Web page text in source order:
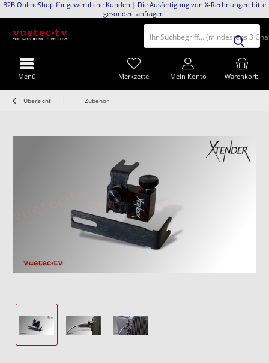
B2B OnlineShop für gewerbliche Kunden | Die Ausfertigung von X-Rechnungen bitte
gesondert anfragen!
Ihr Suchbegriff... (mindestens 3
Warenkorb
Merkzettel Mein Konto
Menü
Übersicht Zubehör